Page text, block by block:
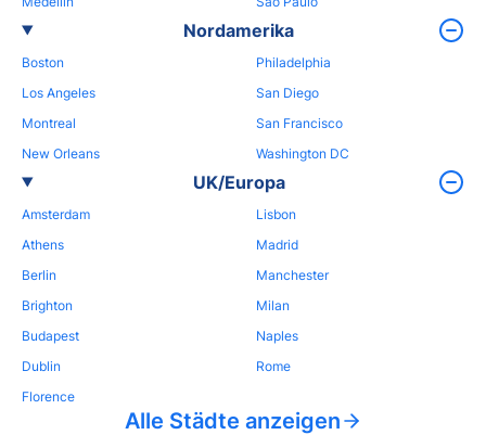
Nordamerika
Boston
Los Angeles
Montreal
New Orleans
Philadelphia
San Diego
San Francisco
Washington DC
UK/Europa
Amsterdam
Athens
Berlin
Brighton
Budapest
Dublin
Florence
Lisbon
Madrid
Manchester
Milan
Naples
Rome
Alle Städte anzeigen